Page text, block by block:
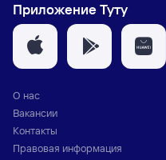
Приложение Туту
О нас
Вакансии
Контакты
Правовая информация